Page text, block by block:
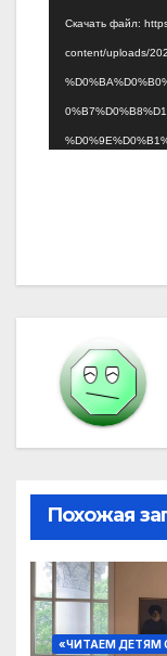
Скачать файл:
content/uploads/
Похожая
«ЧИТАЕМ ДЕТЯМ